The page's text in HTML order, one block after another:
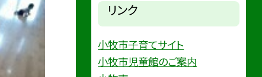
リンク
小牧市子育てサイト
小牧市児童館のご案内